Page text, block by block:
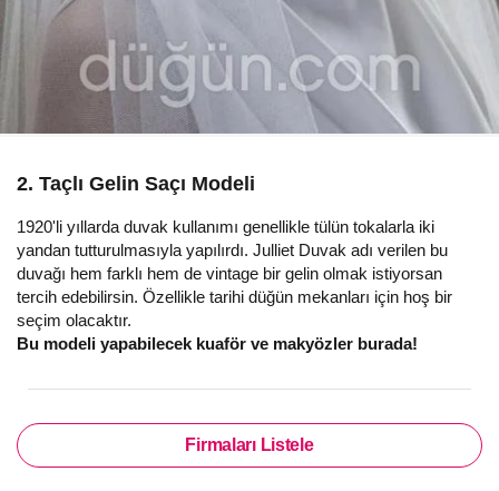
2. Taçlı Gelin Saçı Modeli
1920'li yıllarda duvak kullanımı genellikle tülün tokalarla iki
yandan tutturulmasıyla yapılırdı. Julliet Duvak adı verilen bu
duvağı hem farklı hem de vintage bir gelin olmak istiyorsan
tercih edebilirsin. Özellikle tarihi düğün mekanları için hoş bir
seçim olacaktır.
Bu modeli yapabilecek kuaför ve makyözler burada!
Firmaları Listele